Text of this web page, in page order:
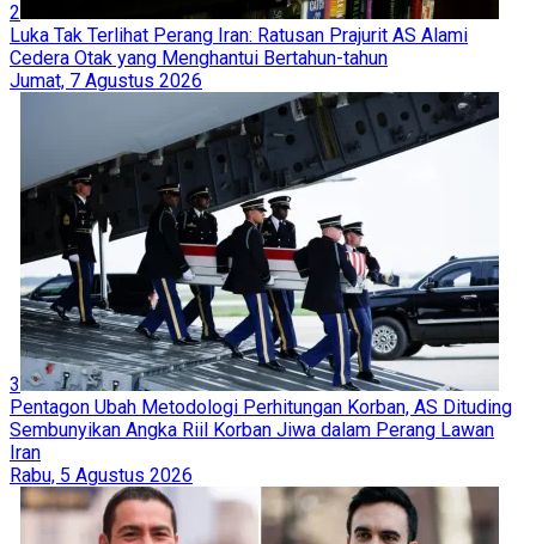
2
Luka Tak Terlihat Perang Iran: Ratusan Prajurit AS Alami
Cedera Otak yang Menghantui Bertahun-tahun
Jumat, 7 Agustus 2026
3
Pentagon Ubah Metodologi Perhitungan Korban, AS Dituding
Sembunyikan Angka Riil Korban Jiwa dalam Perang Lawan
Iran
Rabu, 5 Agustus 2026